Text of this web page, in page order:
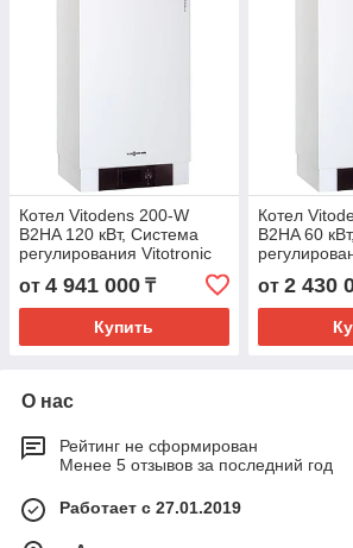
Котел Vitodens 200-W
B2HA 120 кВт, Система
регулирования Vitotronic
от 4 941 000 ₸
Купить
Котел
B2HA 60
от 2 430
О нас
Рейтинг не сформирован
Менее 5 отзывов за последний год
Работает с 27.01.2019